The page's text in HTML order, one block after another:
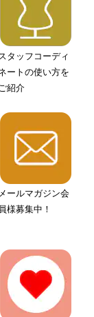
タッフコーディ
ートの使い方を
紹介
メールマガジン会
員様募集中！